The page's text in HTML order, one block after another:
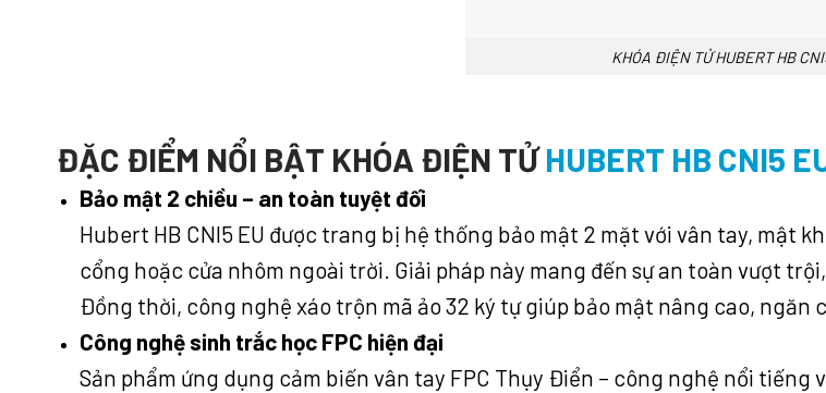
KHÓA ĐIỆN TỬ HUBERT HB
ĐẶC ĐIỂM NỔI BẬT KHÓA ĐIỆN TỬHUBERT HB CNI5
Bảo mật 2 chiều – an toàn tuyệt đối
Hubert HB CNI5 EU được trang bị hệ thống bảo mật 2 mặt với vân tay, mật
cổng hoặc cửa nhôm ngoài trời. Giải pháp này mang đến sự an toàn vượt
Đồng thời, công nghệ xáo trộn mã ảo 32 ký tự giúp bảo mật nâng cao,
Công nghệ sinh trắc học FPC hiện đại
Sản phẩm ứng dụng cảm biến vân tay FPC Thụy Điển – công nghệ nổi